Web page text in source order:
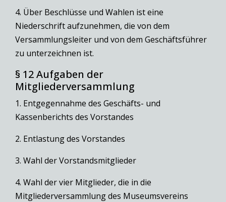
4. Über Beschlüsse und Wahlen ist eine
Niederschrift aufzunehmen, die von dem
Versammlungsleiter und von dem Geschäftsführer
zu unterzeichnen ist.
§ 12 Aufgaben der
Mitgliederversammlung
1. Entgegennahme des Geschäfts- und
Kassenberichts des Vorstandes
2. Entlastung des Vorstandes
3. Wahl der Vorstandsmitglieder
4. Wahl der vier Mitglieder, die in die
Mitgliederversammlung des Museumsvereins